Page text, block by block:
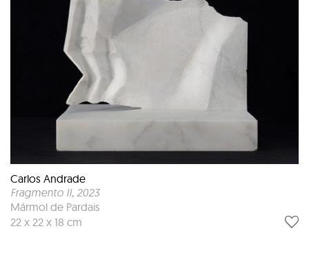
Carlos Andrade
Fragmento II, 2023
Mármol de Pardais
22 x 22 x 18 cm